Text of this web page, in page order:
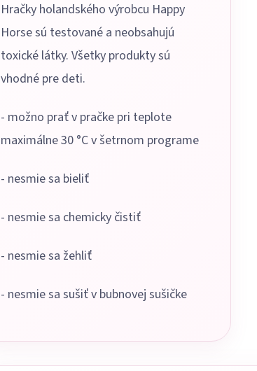
Hračky holandského výrobcu Happy
Horse sú testované a neobsahujú
toxické látky. Všetky produkty sú
vhodné pre deti.
- možno prať v pračke pri teplote
maximálne 30 °C v šetrnom programe
- nesmie sa bieliť
- nesmie sa chemicky čistiť
- nesmie sa žehliť
- nesmie sa sušiť v bubnovej sušičke